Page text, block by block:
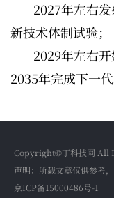
2027年左右
新技术体制试验；
2029年左右开
2035年完成下一
Copyright©丁科技网 All
声明：所载文章仅供参考
京ICP备15000486号-1